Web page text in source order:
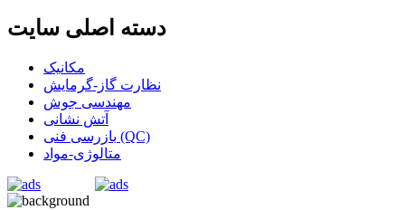
دسته اصلی سایت
مکانیک
نظارت گاز-گرمایش
مهندسی جوش
آتش نشانی
بازرسی فنی (QC)
متالوژی-مواد